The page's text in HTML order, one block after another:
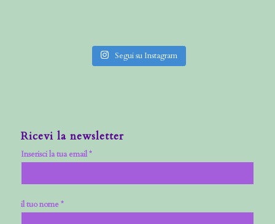
Segui su Instagram
Ricevi la newsletter
Inserisci la tua email *
il tuo nome *